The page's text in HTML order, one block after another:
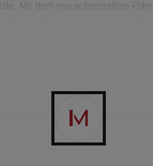
Mit dem neu aufgestellten